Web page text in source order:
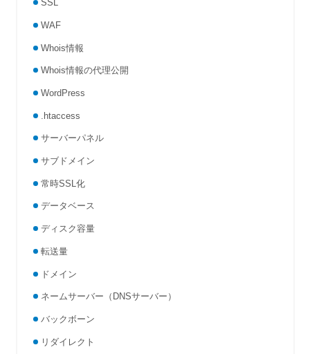
SSL
WAF
Whois情報
Whois情報の代理公開
WordPress
.htaccess
サーバーパネル
サブドメイン
常時SSL化
データベース
ディスク容量
転送量
ドメイン
ネームサーバー（DNSサーバー）
バックボーン
リダイレクト